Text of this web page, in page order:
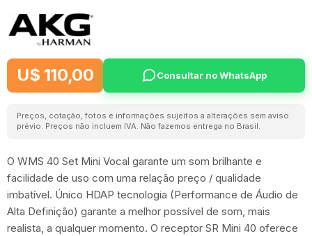
U$ 110,00 Consultar no WhatsApp
Preços, cotação, fotos e informações sujeitos a alterações sem aviso
prévio. Preços não incluem IVA. Não fazemos entrega no Brasil.
O WMS 40 Set Mini Vocal garante um som brilhante e
facilidade de uso com uma relação preço / qualidade
imbatível. Único HDAP tecnologia (Performance de Áudio de
Alta Definição) garante a melhor possível de som, mais
realista, a qualquer momento. O receptor SR Mini 40 oferece